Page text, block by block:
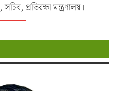
প্রতিরক্ষা মন্ত্রণালয়।